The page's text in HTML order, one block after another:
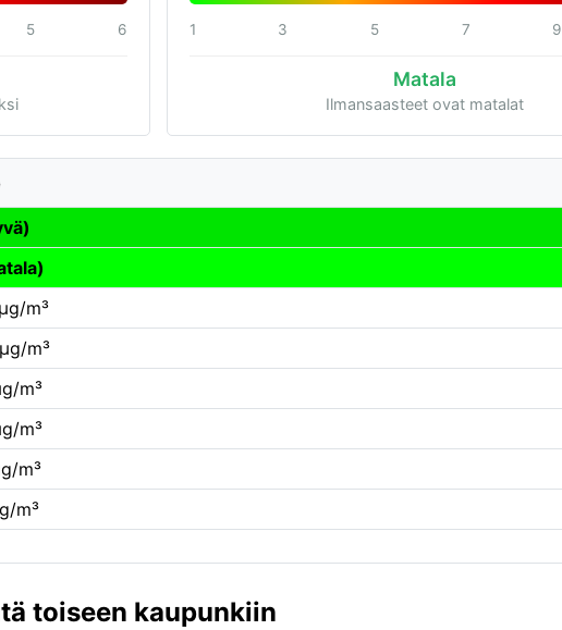
5 6 1 3 5 7 9
Matala
Ilmansaasteet ovat matalat
m³
m³
m³
m³
m³
m³
toiseen kaupunkiin